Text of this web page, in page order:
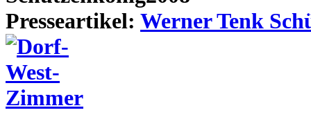
Presseartikel: Werner Tenk